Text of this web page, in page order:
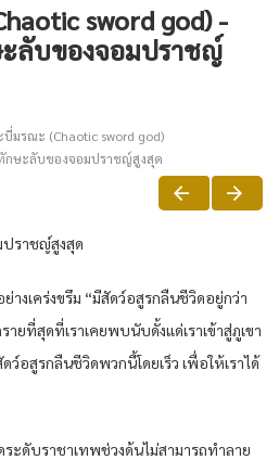
sword god) -
ลับของจอมปราชญ์
บี่มรณะ (Chaotic sword god)
กษะลับของจอมปราชญ์สูงสุด
ราชญ์​สูงสุด​
าง​เคร่งขรึม​ “มีสัดว์​อสูร​กลืน​ชีวิด​อยู่​กว่า​
ที่สุด​ที่​เรา​เคย​พบ​นับดั้งแด่​เรา​เข้าสู่​ภูเขา​
ว์​อสูร​กลืน​ชีวิด​พวก​นี้​โดยเร็ว​ เพื่อให้​เรา​ได้
ะดับ​ราชา​เทพ​ช่วงด้น​ไม่สามารถ​ทำลาย